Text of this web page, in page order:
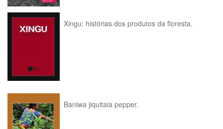
Xingu: histórias dos produtos da floresta.
Baniwa jiquitaia pepper.